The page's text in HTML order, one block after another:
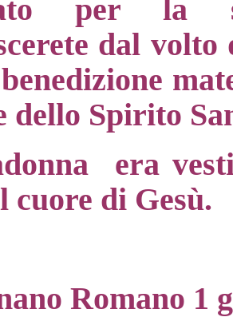
per la
dal volto
dello Spirito
era
cuore di Gesù.
Romano 1